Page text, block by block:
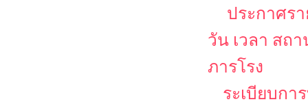
ประกาศร
วัน เวลา สถ
ภารโรง
ระเบียบกา